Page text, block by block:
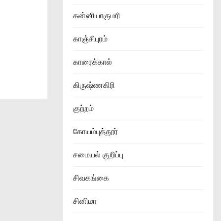
கன்னியாகுமரி
காஞ்சிபுரம்
காரைக்கால்
கிருஷ்ணகிரி
குற்றம்
கோயம்புத்தூர்
சமையல் குறிப்பு
சிவகங்கை
சினிமா